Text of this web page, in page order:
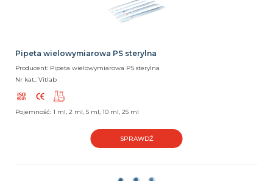
Pipeta wielowymiarowa PS sterylna
Producent: Pipeta wielowymiarowa PS sterylna
Nr kat.: Vitlab
Pojemność: 1 ml, 2 ml, 5 ml, 10 ml, 25 ml
SPRAWDŹ